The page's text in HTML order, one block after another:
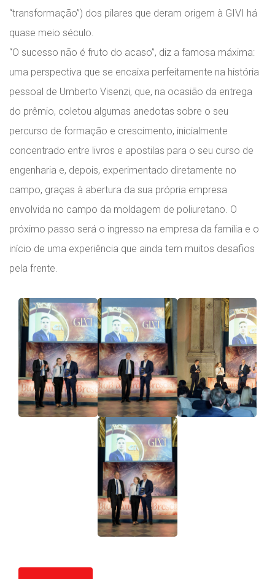
“transformação”) dos pilares que deram origem à GIVI há
quase meio século.
“O sucesso não é fruto do acaso”, diz a famosa máxima:
uma perspectiva que se encaixa perfeitamente na história
pessoal de Umberto Visenzi, que, na ocasião da entrega
do prêmio, coletou algumas anedotas sobre o seu
percurso de formação e crescimento, inicialmente
concentrado entre livros e apostilas para o seu curso de
engenharia e, depois, experimentado diretamente no
campo, graças à abertura da sua própria empresa
envolvida no campo da moldagem de poliuretano. O
próximo passo será o ingresso na empresa da família e o
início de uma experiência que ainda tem muitos desafios
pela frente.